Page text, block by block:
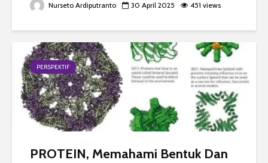
Nurseto Ardiputranto 30 April 2025 451 views
PERSPEKTIF
PROTEIN, Memahami Bentuk Dan